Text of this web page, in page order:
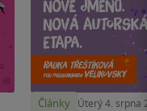
Články Úterý 4. srpna